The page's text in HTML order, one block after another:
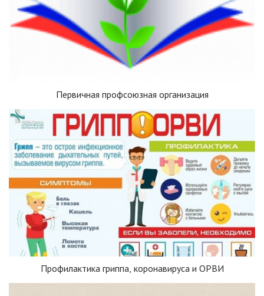
Первичная профсоюзная организация
Профилактика гриппа, коронавируса и ОРВИ